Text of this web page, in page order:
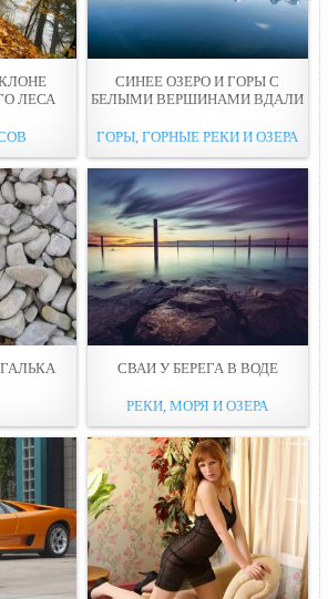
ЛЕСА
СИНЕЕ ОЗЕРO И ГОРЫ С
БЕЛЫМИ ВЕРШИНAМИ ВДАЛИ
ГОРЫ, ГОРНЫЕ РЕКИ И ОЗЕРА
СВАИ У БEРЕГА В ВОДЕ
РЕКИ, МОРЯ И ОЗЕРА